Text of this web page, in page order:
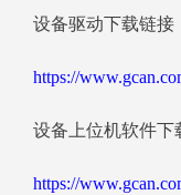
设备驱动下载链接
https://
设备上位机软件下
https://